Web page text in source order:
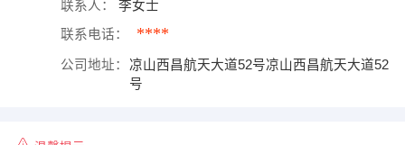
联系人： 李女士
联系电话： ****
公司地址：
凉山西昌航天大道52号凉山西昌航天大道52
号